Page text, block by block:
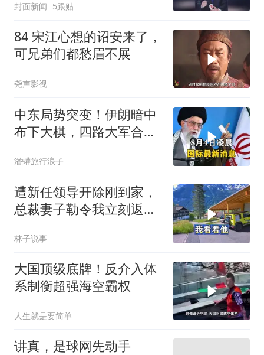
入，冉莹颖称希望他支棱
起来，邹市明力挺妻
子："没有她就没有今天的
我"
封面新闻 5跟贴
84 宋江心想的诏安来了，
可兄弟们都愁眉不展
尧声影视
中东局势突变！伊朗暗中
布下大棋，四路大军合
潘蠸旅行浪子
遭新任领导开除刚到家，
总裁妻子勒令我立刻返
林子说事
大国顶级底牌！反介入体
系制衡超强海空霸权
人生就是要简单
讲真，是球网先动手